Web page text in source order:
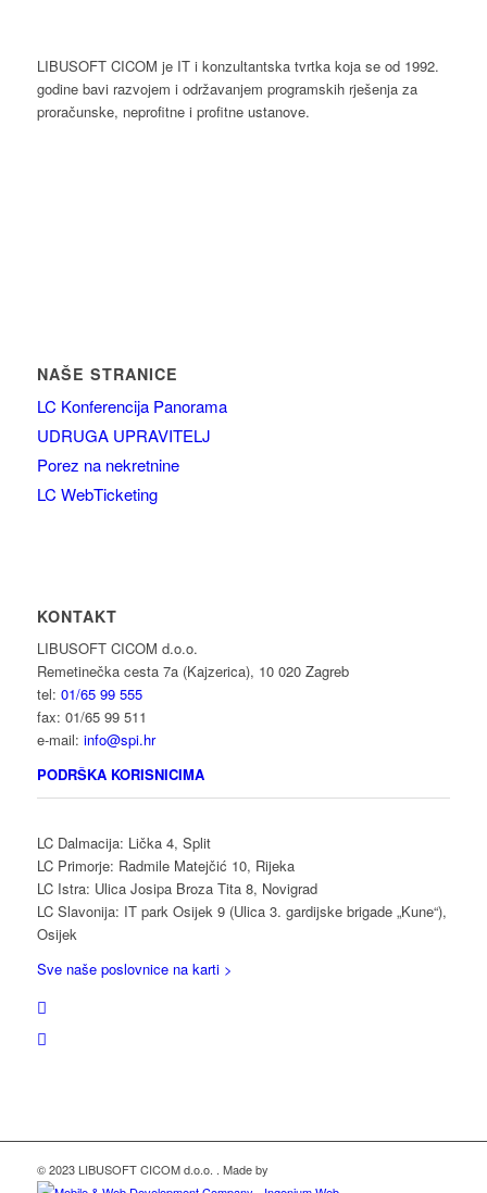
LIBUSOFT CICOM je IT i konzultantska tvrtka koja se od 1992.
godine bavi razvojem i održavanjem programskih rješenja za
proračunske, neprofitne i profitne ustanove.
NAŠE STRANICE
LC Konferencija Panorama
UDRUGA UPRAVITELJ
Porez na nekretnine
LC WebTicketing
KONTAKT
LIBUSOFT CICOM d.o.o.
Remetinečka cesta 7a (Kajzerica), 10 020 Zagreb
tel: 01/65 99 555
fax: 01/65 99 511
e-mail: info@spi.hr
PODRŠKA KORISNICIMA
LC Dalmacija: Lička 4, Split
LC Primorje: Radmile Matejčić 10, Rijeka
LC Istra: Ulica Josipa Broza Tita 8, Novigrad
LC Slavonija: IT park Osijek 9 (Ulica 3. gardijske brigade „Kune“),
Osijek
Sve naše poslovnice na karti >
© 2023 LIBUSOFT CICOM d.o.o. . Made by